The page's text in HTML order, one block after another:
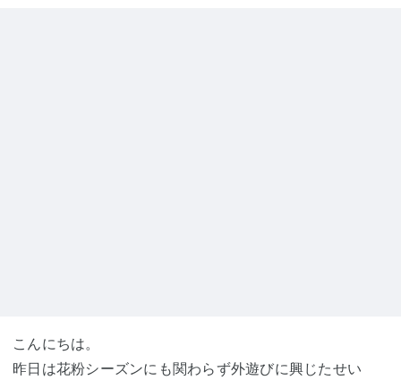
こんにちは。
昨日は花粉シーズンにも関わらず外遊びに興じたせい